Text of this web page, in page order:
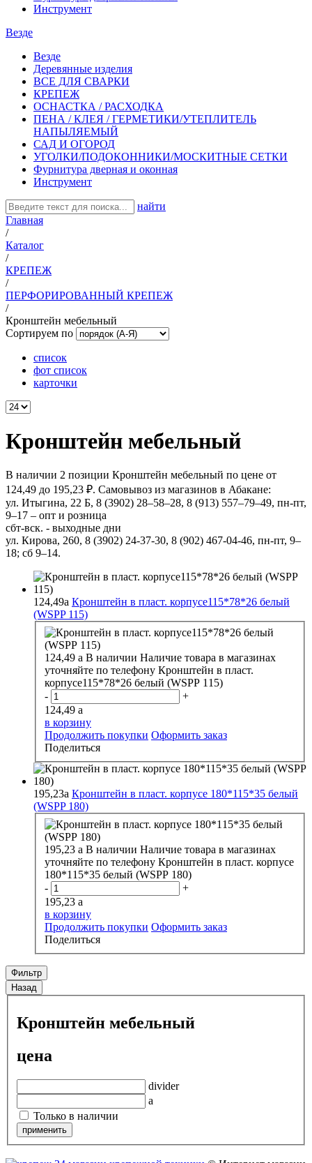
Инструмент
Везде
Везде
Деревянные изделия
ВСЕ ДЛЯ СВАРКИ
КРЕПЕЖ
ОСНАСТКА / РАСХОДКА
ПЕНА / КЛЕЯ / ГЕРМЕТИКИ/УТЕПЛИТЕЛЬ
НАПЫЛЯЕМЫЙ
САД И ОГОРОД
УГОЛКИ/ПОДОКОННИКИ/МОСКИТНЫЕ СЕТКИ
Фурнитура дверная и оконная
Инструмент
найти
Главная
/
Каталог
/
КРЕПЕЖ
/
ПЕРФОРИРОВАННЫЙ КРЕПЕЖ
/
Кронштейн мебельный
Сортируем по
список
фот список
карточки
Кронштейн мебельный
В наличии 2 позиции Кронштейн мебельный по цене от
124,49 до 195,23 ₽. Самовывоз из магазинов в Абакане:
ул. Итыгина, 22 Б, 8 (3902) 28‒58‒28, 8 (913) 557–79–49, пн-пт,
9–17 – опт и розница
сбт-вск. - выходные дни
ул. Кирова, 260, 8 (3902) 24-37-30, 8 (902) 467-04-46, пн-пт, 9–
18; сб 9–14.
124,49a Кронштейн в пласт. корпусе115*78*26 белый
(WSPP 115)
124,49 a В наличии Наличие товара в магазинах
уточняйте по телефону Кронштейн в пласт.
корпусе115*78*26 белый (WSPP 115)
-
+
124,49 a
в корзину
Продолжить покупки Оформить заказ
Поделиться
195,23a Кронштейн в пласт. корпусе 180*115*35 белый
(WSPP 180)
195,23 a В наличии Наличие товара в магазинах
уточняйте по телефону Кронштейн в пласт. корпусе
180*115*35 белый (WSPP 180)
-
+
195,23 a
в корзину
Продолжить покупки Оформить заказ
Поделиться
Фильтр
Назад
Кронштейн мебельный
цена
divider
a
Только в наличии